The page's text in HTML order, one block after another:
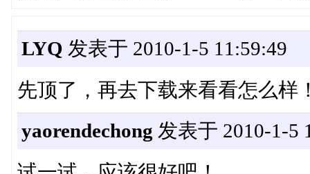
LYQ 发表于 2010-1-5 11:59:49
先顶了，再去下载来看看怎么样
yaorendechong 发表于 2010-1-5